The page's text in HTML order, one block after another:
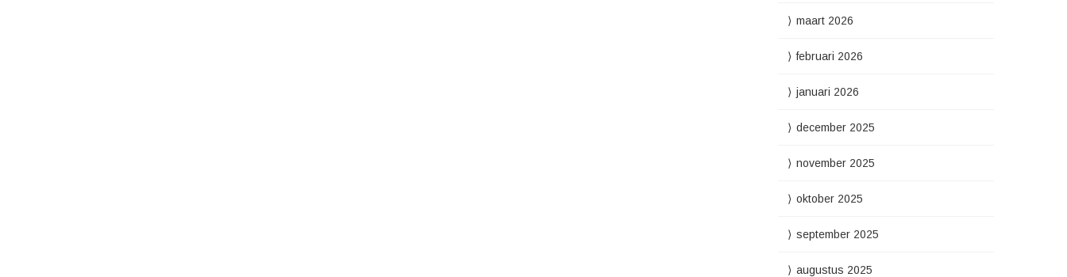
maart 2026
februari 2026
januari 2026
december 2025
november 2025
oktober 2025
september 2025
augustus 2025